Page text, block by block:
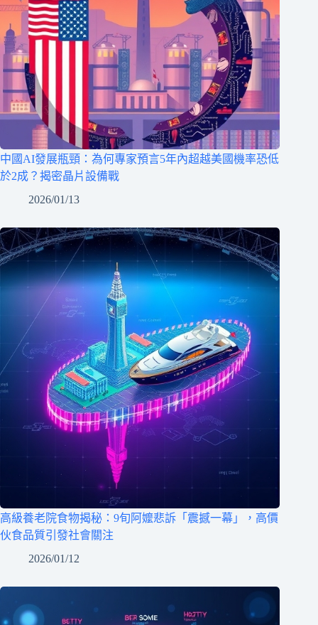
中國AI發展瓶頸：為何專家預言5年內超越美國機率恐低
於2成？揭密晶片設備戰
2026/01/13
高級養老院食物揭秘：9旬阿嬤悲訴「震撼一幕」，高價
伙食品質引發社會關注
2026/01/12